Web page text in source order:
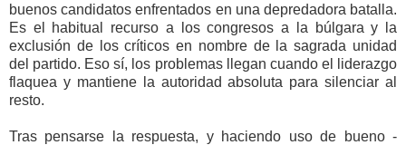
buenos candidatos enfrentados en una depredadora batalla.
Es el habitual recurso a los congresos a la búlgara y la
exclusión de los críticos en nombre de la sagrada unidad
del partido. Eso sí, los problemas llegan cuando el liderazgo
flaquea y mantiene la autoridad absoluta para silenciar al
resto.
Tras pensarse la respuesta, y haciendo uso de bueno -